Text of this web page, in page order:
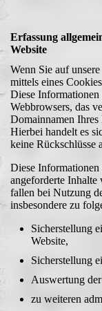
Erfassung
Website
Wenn Sie auf
mittels eines
Diese
Webbrowsers, das
Domainnamen
Hierbei handelt es
keine Rückschlüsse
Diese
angeforderte Inhalte
fallen bei Nutzung
insbesondere zu
Sicherstellung
Website,
Sicherstellung
Auswertung
zu weiteren